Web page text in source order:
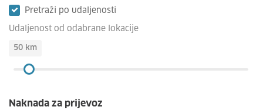
Pretraži po udaljenosti
Udaljenost od odabrane lokacije
50 km
Naknada za prijevoz